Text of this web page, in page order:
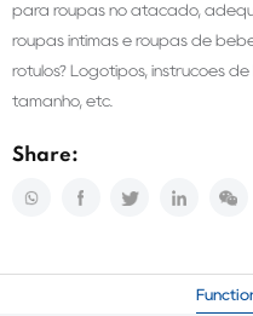
para roupas no atacado,
roupas íntimas e roupas de
rótulos? Logotipos, instruções
tamanho, etc.
Share: